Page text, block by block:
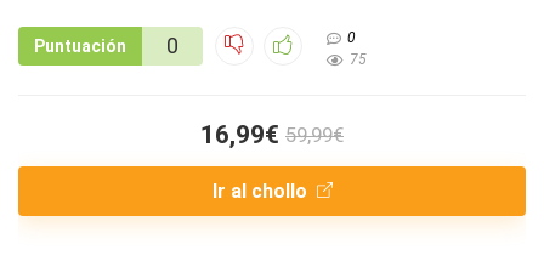
Puntuación 0
0
75
16,99€ 59,99€
Ir al chollo